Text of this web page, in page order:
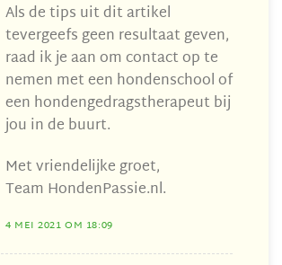
Als de tips uit dit artikel
tevergeefs geen resultaat geven,
raad ik je aan om contact op te
nemen met een hondenschool of
een hondengedragstherapeut bij
jou in de buurt.
Met vriendelijke groet,
Team HondenPassie.nl.
4 MEI 2021 OM 18:09